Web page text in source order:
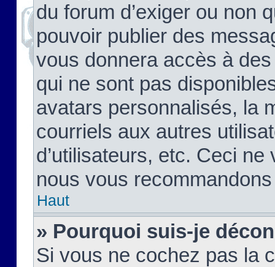
du forum d’exiger ou non
pouvoir publier des
vous donnera accès à
qui ne sont pas
avatars personnalisés, la
courriels aux autres
d’utilisateurs, etc. Ceci
nous vous
Haut
» Pourquoi suis-je
Si vous ne cochez pas la